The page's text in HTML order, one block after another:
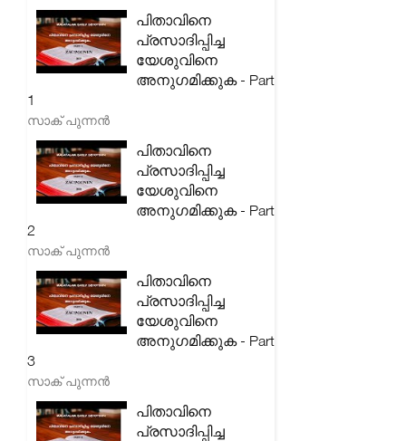
പിതാവിനെ
പ്രസാദിപ്പിച്ച
യേശുവിനെ
അനുഗമിക്കുക - Part
1
സാക് പുന്നൻ
പിതാവിനെ
പ്രസാദിപ്പിച്ച
യേശുവിനെ
അനുഗമിക്കുക - Part
2
സാക് പുന്നൻ
പിതാവിനെ
പ്രസാദിപ്പിച്ച
യേശുവിനെ
അനുഗമിക്കുക - Part
3
സാക് പുന്നൻ
പിതാവിനെ
പ്രസാദിപ്പിച്ച